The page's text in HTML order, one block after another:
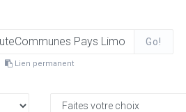
Go!
Lien permanent